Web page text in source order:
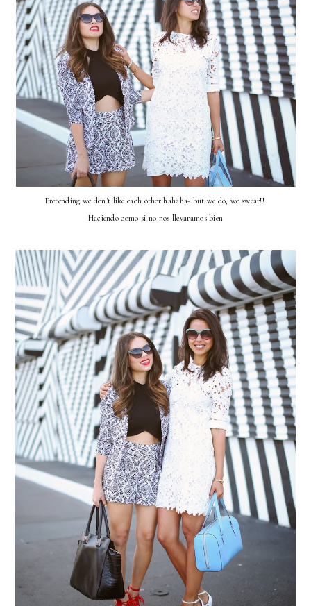
Pretending we don't like each other hahaha- but we do, we swear!!.
Haciendo como si no nos llevaramos bien